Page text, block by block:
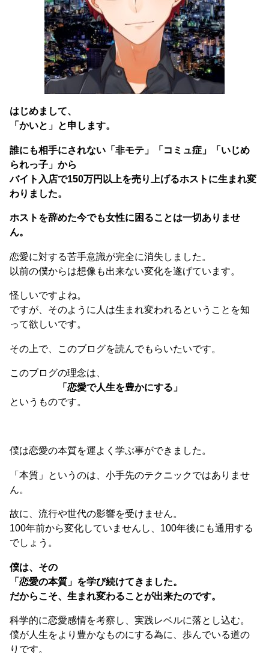
はじめまして、
「かいと」と申します。
誰にも相手にされない「非モテ」「コミュ症」「いじめ
られっ子」から
バイト入店で150万円以上を売り上げるホストに生まれ変
わりました。
ホストを辞めた今でも女性に困ることは一切ありませ
ん。
恋愛に対する苦手意識が完全に消失しました。
以前の僕からは想像も出来ない変化を遂げています。
怪しいですよね。
ですが、そのように人は生まれ変われるということを知
って欲しいです。
その上で、このブログを読んでもらいたいです。
このブログの理念は、
「恋愛で人生を豊かにする」
というものです。
僕は恋愛の本質を運よく学ぶ事ができました。
「本質」というのは、小手先のテクニックではありませ
ん。
故に、流行や世代の影響を受けません。
100年前から変化していませんし、100年後にも通用する
でしょう。
僕は、その
「恋愛の本質」を学び続けてきました。
だからこそ、生まれ変わることが出来たのです。
科学的に恋愛感情を考察し、実践レベルに落とし込む。
僕が人生をより豊かなものにする為に、歩んでいる道の
りです。